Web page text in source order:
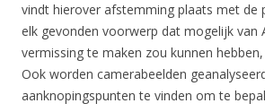
vindt hierover afstemming plaats met de
elk gevonden voorwerp dat mogelijk van
vermissing te maken zou kunnen
Ook worden camerabeelden
aanknopingspunten te vinden om te